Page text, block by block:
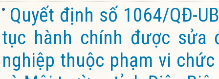
Quyết định số 1064/QĐ-
tục hành chính được sửa
nghiệp thuộc phạm vi